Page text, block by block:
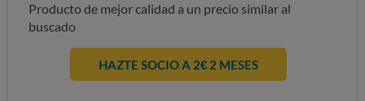
Producto de mejor calidad a un precio similar al
buscado
HAZTE SOCIO A 2€ 2 MESES